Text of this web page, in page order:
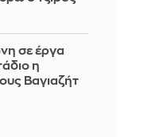
σε έργα
η
Βαγιαζήτ